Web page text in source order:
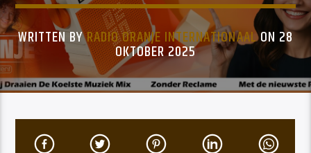
WRITTEN BYRADIO ORANJE INTERNATIONAALON 28
OKTOBER 2025